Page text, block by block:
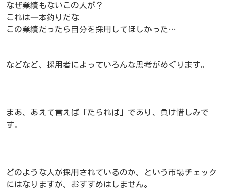
なぜ業績もないこの人が？
これは一本釣りだな
この業績だったら自分を採用してほしかった…
などなど、採用者によっていろんな思考がめぐります。
まあ、あえて言えば「たられば」であり、負け惜しみで
す。
どのような人が採用されているのか、という市場チェック
にはなりますが、おすすめはしません。